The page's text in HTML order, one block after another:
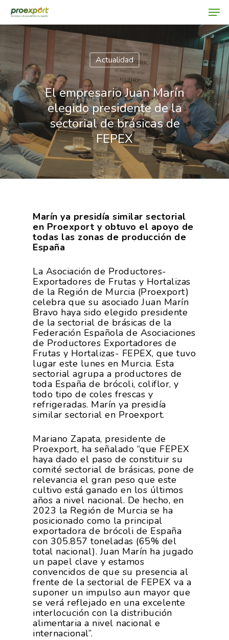
Hit enter to search or ESC to close
Actualidad
El empresario Juan Marín
elegido presidente de la
sectorial de brásicas de
FEPEX
Marín ya presidía similar sectorial
en Proexport y obtuvo el apoyo de
todas las zonas de producción de
España
La Asociación de Productores-
Exportadores de Frutas y Hortalizas
de la Región de Murcia (Proexport)
celebra que su asociado Juan Marín
Bravo haya sido elegido presidente
de la sectorial de brásicas de la
Federación Española de Asociaciones
de Productores Exportadores de
Frutas y Hortalizas- FEPEX, que tuvo
lugar este lunes en Murcia. Esta
sectorial agrupa a productores de
toda España de brócoli, coliflor, y
todo tipo de coles frescas y
refrigeradas. Marín ya presidía
similar sectorial en Proexport.
Mariano Zapata, presidente de
Proexport, ha señalado “que FEPEX
haya dado el paso de constituir su
comité sectorial de brásicas, pone de
relevancia el gran peso que este
cultivo está ganado en los últimos
años a nivel nacional. De hecho, en
2023 la Región de Murcia se ha
posicionado como la principal
exportadora de brócoli de España
con 305.857 toneladas (65% del
total nacional). Juan Marín ha jugado
un papel clave y estamos
convencidos de que su presencia al
frente de la sectorial de FEPEX va a
suponer un impulso aun mayor que
se verá reflejado en una excelente
interlocución con la distribución
alimentaria a nivel nacional e
internacional”.